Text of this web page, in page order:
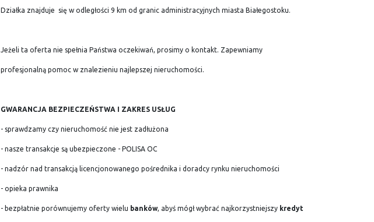
Działka znajduje się w odległości 9 km od granic administracyjnych miasta Białegostoku.
Jeżeli ta oferta nie spełnia Państwa oczekiwań, prosimy o kontakt. Zapewniamy
profesjonalną pomoc w znalezieniu najlepszej nieruchomości.
GWARANCJA BEZPIECZEŃSTWA I ZAKRES USŁUG
- sprawdzamy czy nieruchomość nie jest zadłużona
- nasze transakcje są ubezpieczone - POLISA OC
- nadzór nad transakcją licencjonowanego pośrednika i doradcy rynku nieruchomości
- opieka prawnika
- bezpłatnie porównujemy oferty wielu banków, abyś mógł wybrać najkorzystniejszy kredyt